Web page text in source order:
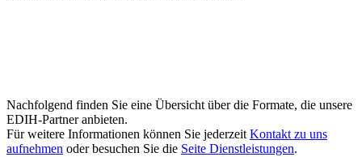
Nachfolgend finden Sie eine Übersicht über die Formate, die unsere
EDIH-Partner anbieten.
Für weitere Informationen können Sie jederzeit Kontakt zu uns
aufnehmen oder besuchen Sie die Seite Dienstleistungen.